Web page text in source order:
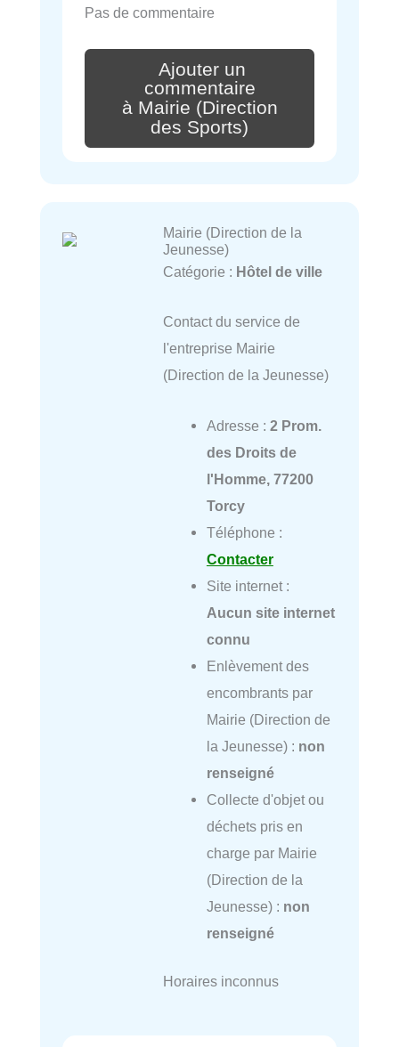
Pas de commentaire
Ajouter un
commentaire
à Mairie (Direction
des Sports)
Mairie (Direction de la
Jeunesse)
Catégorie : Hôtel de ville
Contact du service de
l'entreprise Mairie
(Direction de la Jeunesse)
Adresse : 2 Prom.
des Droits de
l'Homme, 77200
Torcy
Téléphone :
Contacter
Site internet :
Aucun site internet
connu
Enlèvement des
encombrants par
Mairie (Direction de
la Jeunesse) : non
renseigné
Collecte d'objet ou
déchets pris en
charge par Mairie
(Direction de la
Jeunesse) : non
renseigné
Horaires inconnus